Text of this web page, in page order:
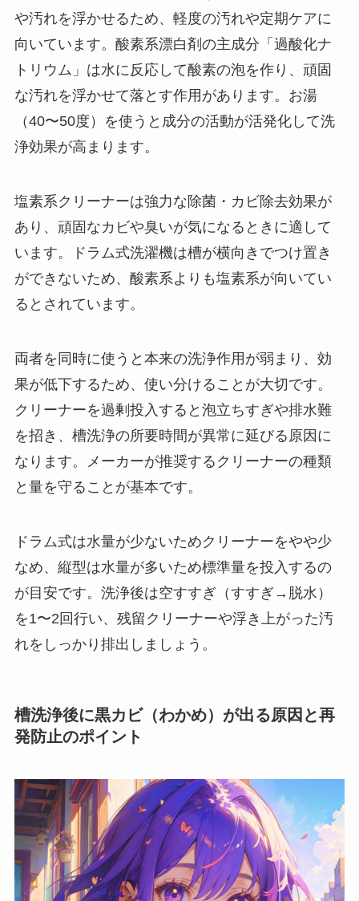
や汚れを浮かせるため、軽度の汚れや定期ケアに
向いています。酸素系漂白剤の主成分「過酸化ナ
トリウム」は水に反応して酸素の泡を作り、頑固
な汚れを浮かせて落とす作用があります。お湯
（40〜50度）を使うと成分の活動が活発化して洗
浄効果が高まります。
塩素系クリーナーは強力な除菌・カビ除去効果が
あり、頑固なカビや臭いが気になるときに適して
います。ドラム式洗濯機は槽が横向きでつけ置き
ができないため、酸素系よりも塩素系が向いてい
るとされています。
両者を同時に使うと本来の洗浄作用が弱まり、効
果が低下するため、使い分けることが大切です。
クリーナーを過剰投入すると泡立ちすぎや排水難
を招き、槽洗浄の所要時間が異常に延びる原因に
なります。メーカーが推奨するクリーナーの種類
と量を守ることが基本です。
ドラム式は水量が少ないためクリーナーをやや少
なめ、縦型は水量が多いため標準量を投入するの
が目安です。洗浄後は空すすぎ（すすぎ→脱水）
を1〜2回行い、残留クリーナーや浮き上がった汚
れをしっかり排出しましょう。
槽洗浄後に黒カビ（わかめ）が出る原因と再
発防止のポイント